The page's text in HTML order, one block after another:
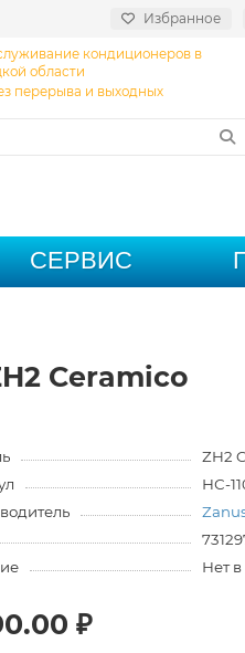
Избранное
кондиционеров в
области
перерыва и выходных
СЕРВИС
Ceramico
ZH2
НС-
Нет
₽